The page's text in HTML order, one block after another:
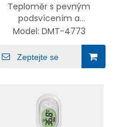
Teploměr s pevným
podsvícením a
technologií predikativního
měření DMT-4773
Model: DMT-4773
Zeptejte se